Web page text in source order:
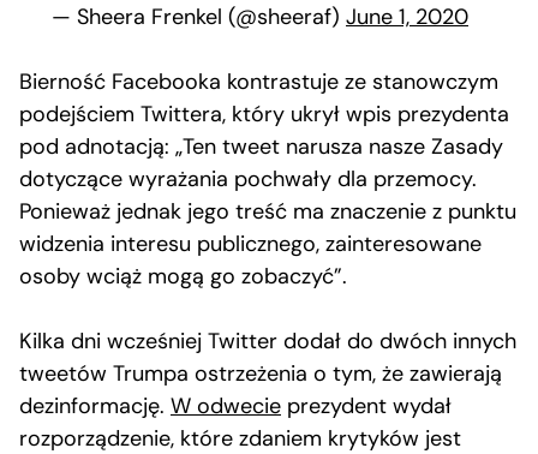
— Sheera Frenkel (@sheeraf) June 1, 2020
Bierność Facebooka kontrastuje ze stanowczym
podejściem Twittera, który ukrył wpis prezydenta
pod adnotacją: „Ten tweet narusza nasze Zasady
dotyczące wyrażania pochwały dla przemocy.
Ponieważ jednak jego treść ma znaczenie z punktu
widzenia interesu publicznego, zainteresowane
osoby wciąż mogą go zobaczyć”.
Kilka dni wcześniej Twitter dodał do dwóch innych
tweetów Trumpa ostrzeżenia o tym, że zawierają
dezinformację. W odwecie prezydent wydał
rozporządzenie, które zdaniem krytyków jest